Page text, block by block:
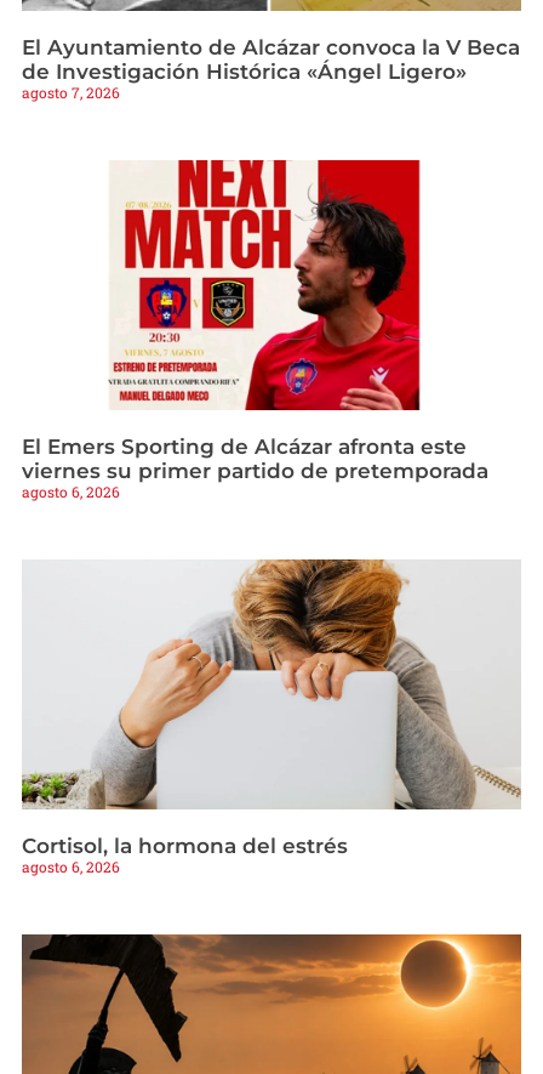
El Ayuntamiento de Alcázar convoca la V Beca
de Investigación Histórica «Ángel Ligero»
agosto 7, 2026
El Emers Sporting de Alcázar afronta este
viernes su primer partido de pretemporada
agosto 6, 2026
Cortisol, la hormona del estrés
agosto 6, 2026